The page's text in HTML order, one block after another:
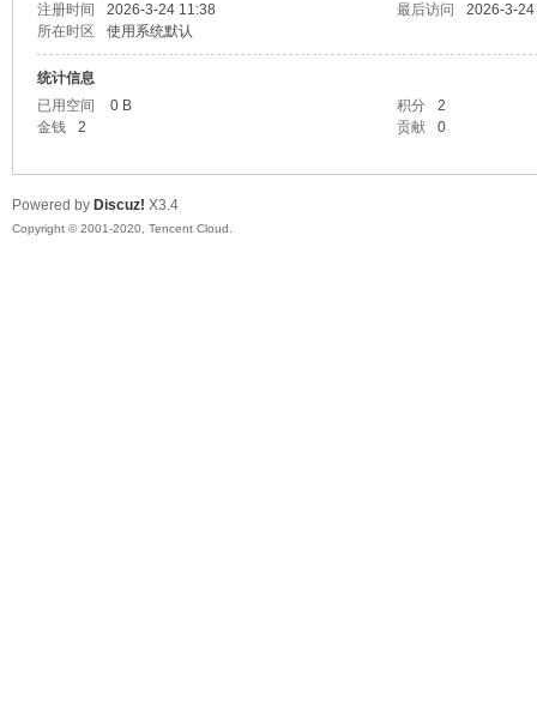
注册时间
2026-3-24 11:38 最后访问
2026-3-
所在时区
使用系统默认
统计信息
已用空间
0 B 积分
2
金钱
2 贡献 0
Powered by Discuz! X3.4
Copyright © 2001-2020, Tencent Cloud.